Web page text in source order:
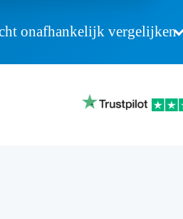
onafhankelijk vergelijken